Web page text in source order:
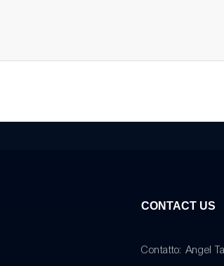
CONTACT US
Contatto: Angel